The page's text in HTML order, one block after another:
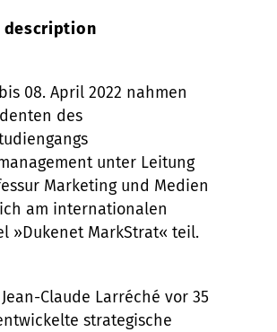
description
08. April 2022 nahmen
des
unter Leitung
Marketing und Medien
am internationalen
»Dukenet MarkStrat« teil.
Claude Larréché vor 35
strategische